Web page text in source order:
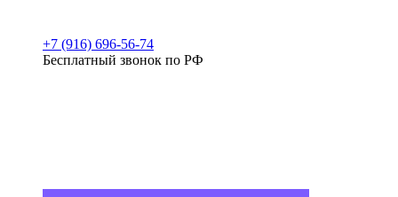
+7 (916) 696-56-74
Бесплатный звонок по РФ